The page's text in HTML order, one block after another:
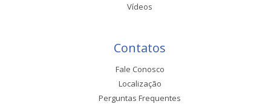
Vídeos
Contatos
Fale Conosco
Localização
Perguntas Frequentes